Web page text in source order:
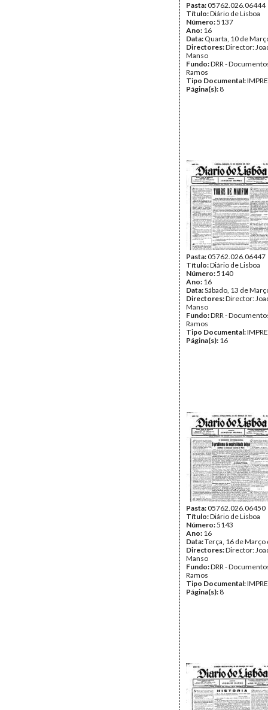
Pasta:05762.026.06444
Título:Diário de Lisboa
Número:5137
Ano: 16
Data: Quarta, 10 de
Directores:Director:
Manso
Fundo:DRR -
Ramos
Tipo Documental:
Página(s): 8
Pasta:05762.026.06447
Título:Diário de Lisboa
Número:5140
Ano: 16
Data:Sábado, 13 de
Directores:Director:
Manso
Fundo:DRR -
Ramos
Tipo Documental:
Página(s): 16
Pasta:05762.026.06450
Título:Diário de Lisboa
Número:5143
Ano: 16
Data:Terça, 16 de Março
Directores:Director:
Manso
Fundo:DRR -
Ramos
Tipo Documental:
Página(s): 8